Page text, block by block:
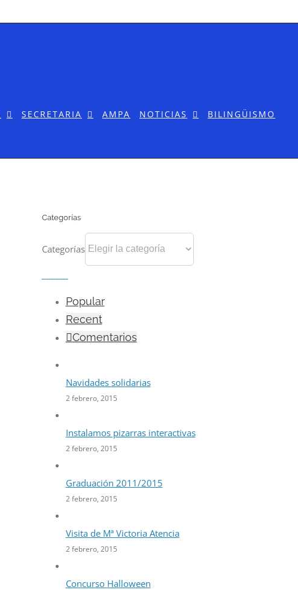
SECRETARIA AMPA NOTICIAS BILINGÜISMO
Categorías
Categorías
Popular
Recent
Comentarios
Navidades solidarias
2 febrero, 2015
Instalamos pizarras interactivas
2 febrero, 2015
Graduación 2011/2015
2 febrero, 2015
Visita de Mª Victoria Atencia
2 febrero, 2015
Concurso Halloween